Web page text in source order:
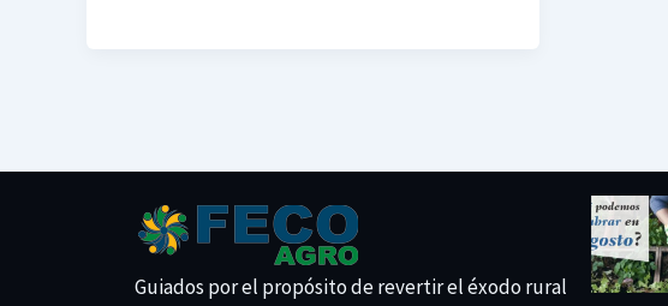
Guiados por el propósito de revertir el éxodo rural